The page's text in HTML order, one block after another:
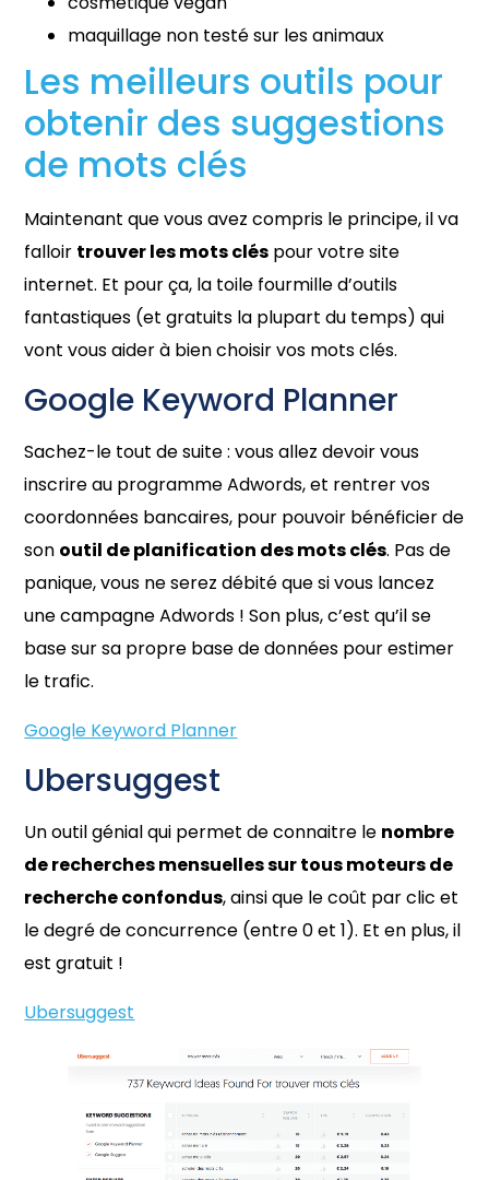
maquillage non testé sur les animaux
Les meilleurs outils pour
obtenir des suggestions
de mots clés
Maintenant que vous avez compris le principe, il va
falloir trouver les mots clés pour votre site
internet. Et pour ça, la toile fourmille d’outils
fantastiques (et gratuits la plupart du temps) qui
vont vous aider à bien choisir vos mots clés.
Google Keyword Planner
Sachez-le tout de suite : vous allez devoir vous
inscrire au programme Adwords, et rentrer vos
coordonnées bancaires, pour pouvoir bénéficier de
son outil de planification des mots clés. Pas de
panique, vous ne serez débité que si vous lancez
une campagne Adwords ! Son plus, c’est qu’il se
base sur sa propre base de données pour estimer
le trafic.
Google Keyword Planner
Ubersuggest
Un outil génial qui permet de connaitre le nombre
de recherches mensuelles sur tous moteurs de
recherche confondus, ainsi que le coût par clic et
le degré de concurrence (entre 0 et 1). Et en plus, il
est gratuit !
Ubersuggest